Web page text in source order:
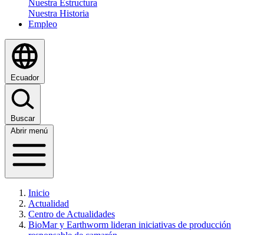
Nuestra Estructura
Nuestra Historia
Empleo
Ecuador
Buscar
Abrir menú
Inicio
Actualidad
Centro de Actualidades
BioMar y Earthworm lideran iniciativas de producción